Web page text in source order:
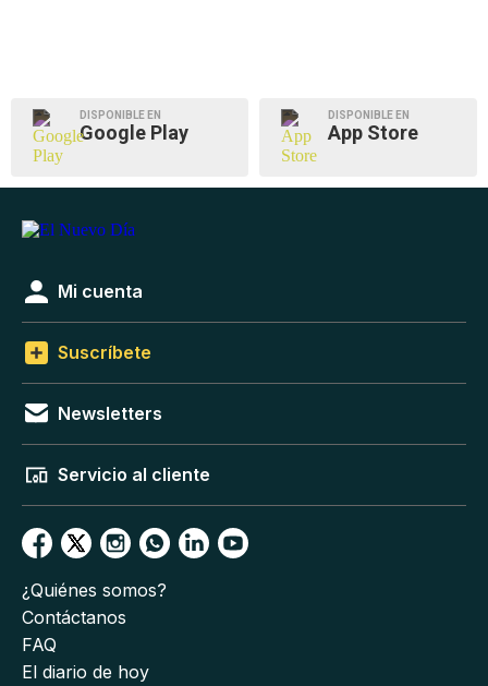
DISPONIBLE EN
Google Play
DISPONIBLE EN
App Store
Mi cuenta
Suscríbete
Newsletters
Servicio al cliente
¿Quiénes somos?
Contáctanos
FAQ
El diario de hoy